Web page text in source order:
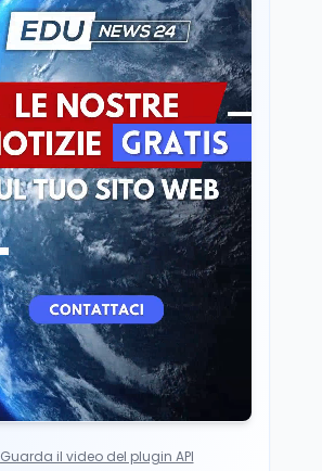
elettorale e Rai. La
premier Meloni attesa a
Bari il 4 settembre per
celebrare il governo più
longevo dell’Italia
repubblicana
Cultura7 ago
Ravenna, il settembre
dantesco nel 705°
anniversario della morte
del Sommo Poeta
Cultura7 ago
Franca Ghitti a Santa
Giulia: il quarto capitolo
dei Palcoscenici
Guarda il video del plugin API